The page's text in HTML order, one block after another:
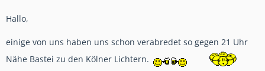
Hallo,
einige von uns haben uns schon verabredet so gegen 21 Uhr
Nähe Bastei zu den Kölner Lichtern.